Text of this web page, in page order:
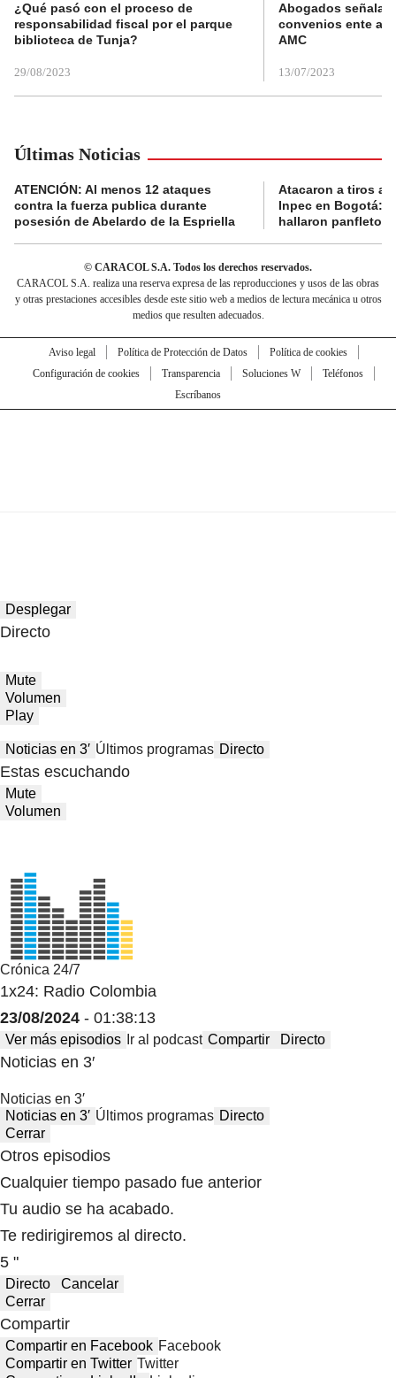
¿Qué pasó con el proceso de
responsabilidad fiscal por el parque
biblioteca de Tunja?
29/08/2023
Abogados
convenios ente
AMC
13/07/2023
Últimas Noticias
ATENCIÓN: Al menos 12 ataques
contra la fuerza publica durante
posesión de Abelardo de la Espriella
Atacaron a tiros a
Inpec en Bogotá:
hallaron panfletos
© CARACOL S.A. Todos los derechos reservados.
CARACOL S.A. realiza una reserva expresa de las reproducciones y usos de las obras
y otras prestaciones accesibles desde este sitio web a medios de lectura mecánica u otros
medios que resulten adecuados.
Aviso legal Política de Protección de Datos
Política de cookies
Configuración de cookies
Transparencia Soluciones W
Teléfonos
Escríbanos
Desplegar
Directo
Mute
Volumen
Play
Noticias en 3′ Últimos programas Directo
Estas escuchando
Mute
Volumen
Crónica 24/7
1x24: Radio Colombia
23/08/2024 - 01:38:13
Ver más episodios Ir al podcast Compartir Directo
Noticias en 3′
Noticias en 3′
Noticias en 3′ Últimos programas Directo
Cerrar
Otros episodios
Cualquier tiempo pasado fue anterior
Tu audio se ha acabado.
Te redirigiremos al directo.
5 "
Directo
Cancelar
Cerrar
Compartir
Compartir en Facebook Facebook
Compartir en Twitter Twitter